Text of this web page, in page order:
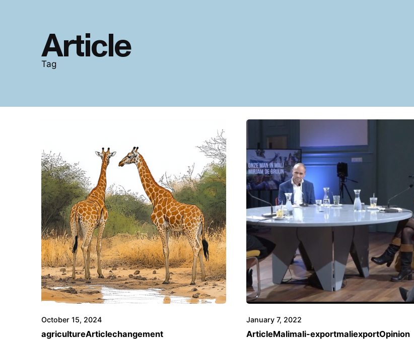
Article
Tag
October 15, 2024
agricultureArticlechangement
January 7, 2022
ArticleMalimali-exportmaliexportOpinion